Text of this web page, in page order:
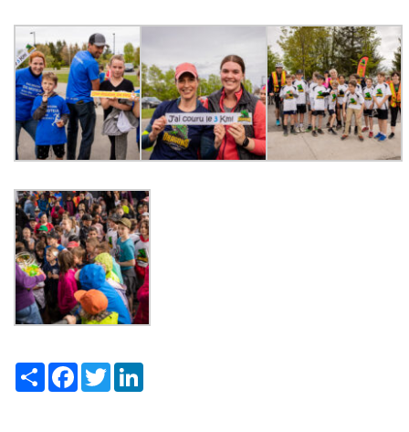
ShareFacebook
Twitter